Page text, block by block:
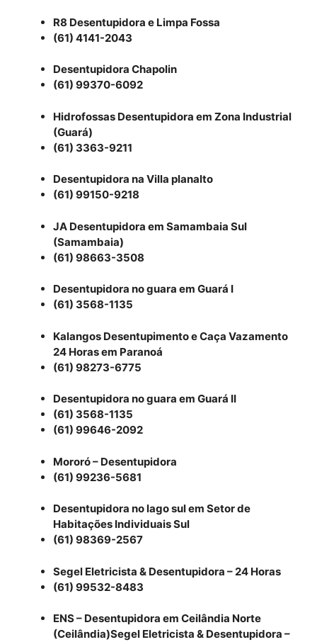
R8 Desentupidora e Limpa Fossa
(61) 4141-2043
Desentupidora Chapolin
(61) 99370-6092
Hidrofossas Desentupidora em Zona Industrial
(Guará)
(61) 3363-9211
Desentupidora na Villa planalto
(61) 99150-9218
JA Desentupidora em Samambaia Sul
(Samambaia)
(61) 98663-3508
Desentupidora no guara em Guará I
(61) 3568-1135
Kalangos Desentupimento e Caça Vazamento
24 Horas em Paranoá
(61) 98273-6775
Desentupidora no guara em Guará II
(61) 3568-1135
(61) 99646-2092
Mororó – Desentupidora
(61) 99236-5681
Desentupidora no lago sul em Setor de
Habitações Individuais Sul
(61) 98369-2567
Segel Eletricista & Desentupidora – 24 Horas
(61) 99532-8483
ENS – Desentupidora em Ceilândia Norte
(Ceilândia)Segel Eletricista & Desentupidora –